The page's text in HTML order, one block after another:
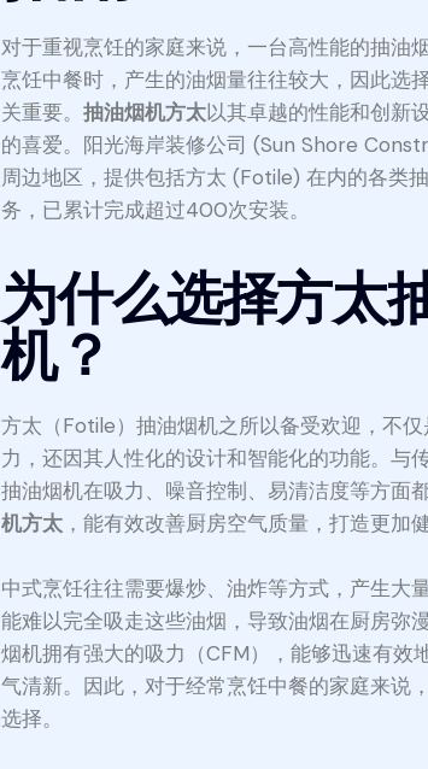
对于重视烹饪的家庭来说，一台高性能的抽油
烹饪中餐时，产生的油烟量往往较大，因此选
关重要。抽油烟机方太以其卓越的性能和创新
的喜爱。阳光海岸装修公司 (Sun Shore
周边地区，提供包括方太 (Fotile) 在内的各类
务，已累计完成超过400次安装。
为什么选择方太
机？
方太（Fotile）抽油烟机之所以备受欢迎，不
力，还因其人性化的设计和智能化的功能。与
抽油烟机在吸力、噪音控制、易清洁度等方面
机方太 ，能有效改善厨房空气质量，打造更加
中式烹饪往往需要爆炒、油炸等方式，产生大
能难以完全吸走这些油烟，导致油烟在厨房弥
烟机拥有强大的吸力（CFM），能够迅速有效
气清新。因此，对于经常烹饪中餐的家庭来说
选择。